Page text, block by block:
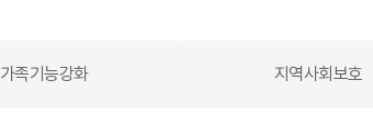
가족기능강화
지역사회보호